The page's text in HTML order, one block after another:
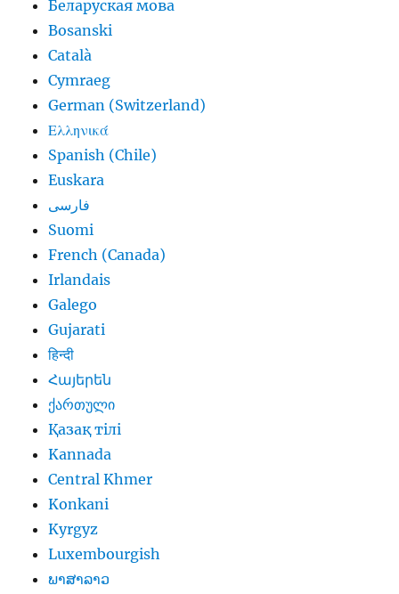
Беларуская мова
Bosanski
Català
Cymraeg
German (Switzerland)
Ελληνικά
Spanish (Chile)
Euskara
فارسی
Suomi
French (Canada)
Irlandais
Galego
Gujarati
हिन्दी
Հայերեն
ქართული
Қазақ тілі
Kannada
Central Khmer
Konkani
Kyrgyz
Luxembourgish
ພາສາລາວ